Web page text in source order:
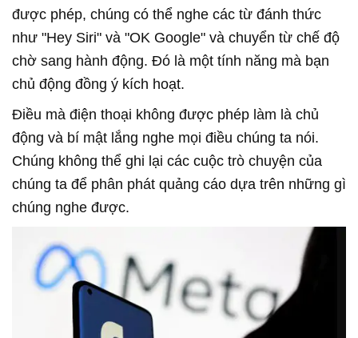
được phép, chúng có thể nghe các từ đánh thức
như "Hey Siri" và "OK Google" và chuyển từ chế độ
chờ sang hành động. Đó là một tính năng mà bạn
động và bí mật lắng nghe mọi điều chúng ta nói.
Chúng không thể ghi lại các cuộc trò chuyện của
chúng ta để phân phát quảng cáo dựa trên những gì